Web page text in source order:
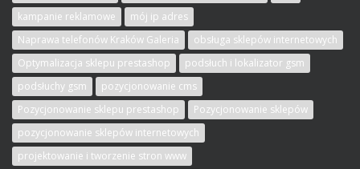
kampanie reklamowe
mój ip adres
Naprawa telefonów Kraków Galeria
obsługa sklepów internetowych
Optymalizacja sklepu prestashop
podsłuch i lokalizator gsm
podsłuchy gsm
pozycjonowanie cms
Pozycjonowanie sklepu prestashop
Pozycjonowanie sklepów
pozycjonowanie sklepów internetowych
projektowanie i tworzenie stron www